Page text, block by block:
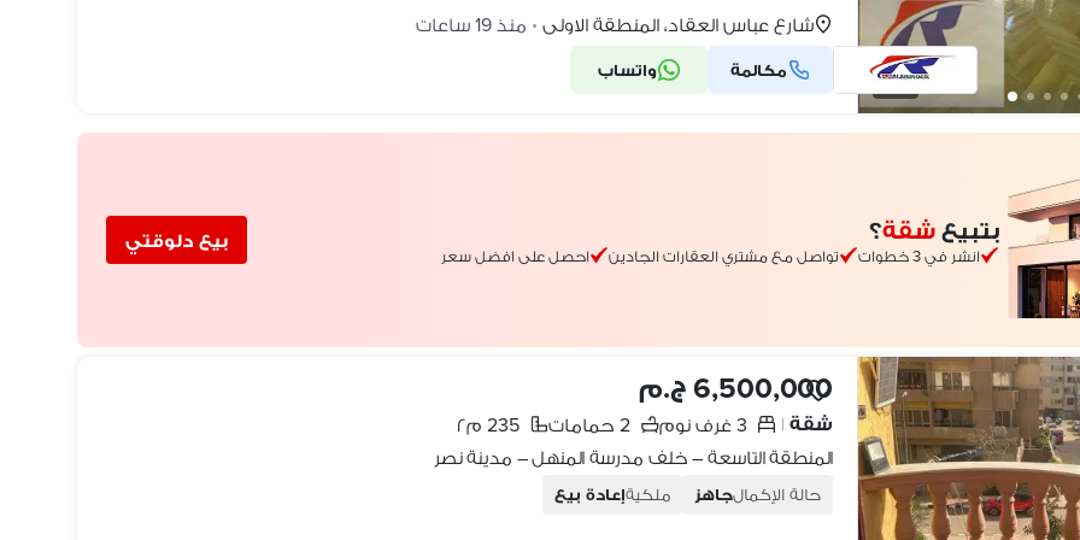
15
شارع عباس العقاد، المنطقة الاولى • منذ 19 ساعات
مكالمة واتساب
بتبيعشقة؟
انشر في 3 خطوات تواصل مع مشتري العقارات الجادين احصل على افضل سعر
بيع دلوقتي
6,500,000 ج.م
شقة | 3 غرف نوم 2 حمامات
235 م٢
المنطقة التاسعة – خلف مدرسة المنهل – مدينة نصر
حالة الإكمالجاهز ملكيةإعادة بيع